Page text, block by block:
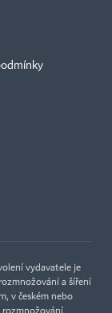
vydavatele je
a šíření
v českém nebo